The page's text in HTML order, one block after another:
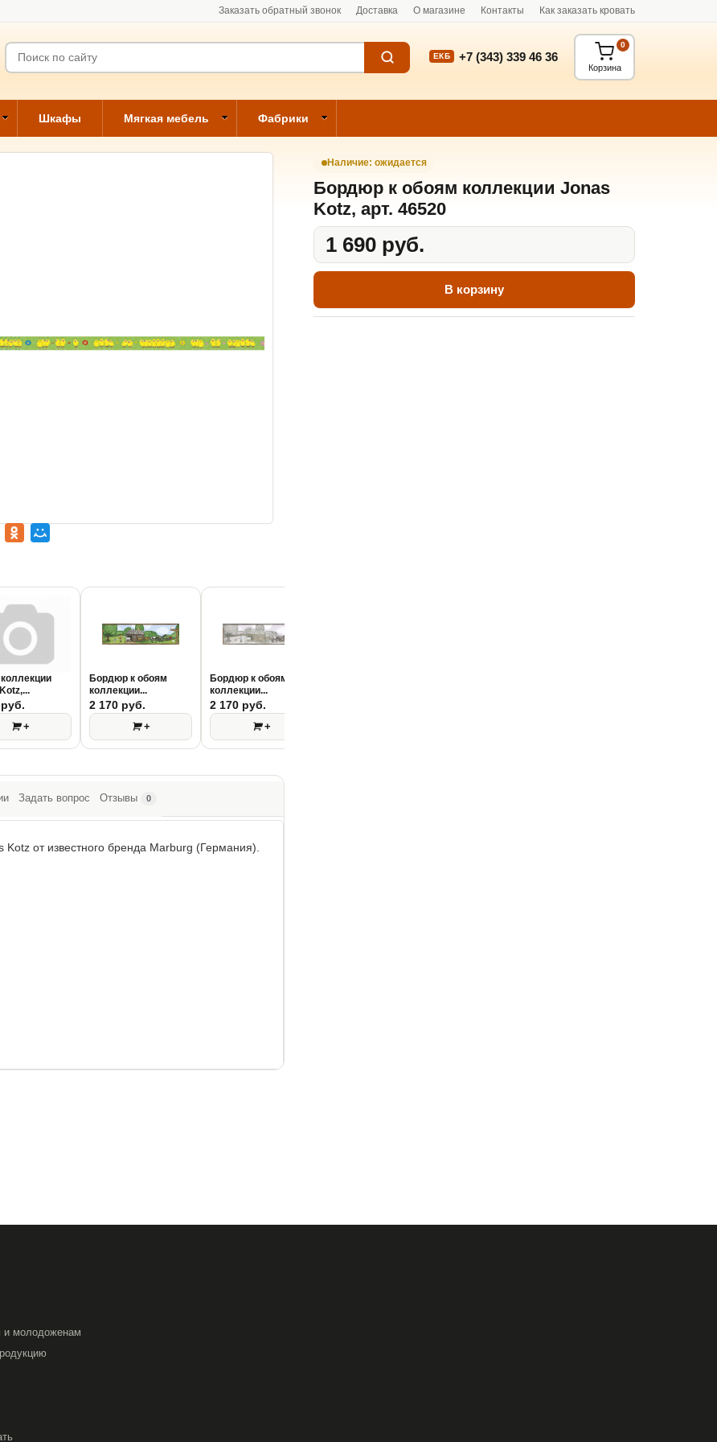
Заказать обратный звонок Доставка О магазине Контакты Как заказать кровать
ЕКБ +7 (343) 339 46 36
Корзина
0
Шкафы Мягкая мебель Фабрики
Наличие: ожидается
Бордюр к обоям коллекции Jonas
Kotz, арт. 46520
1 690 руб.
В корзину
+
Бордюр к обоям
коллекции...
2 170 руб.
+
Бордюр к обоям
коллекции...
2 170 руб.
+
Задать вопрос Отзывы 0
от известного бренда Marburg (Германия).
и молодоженам